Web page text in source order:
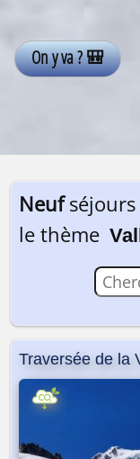
Neufséjours
le thème
Traversée de la